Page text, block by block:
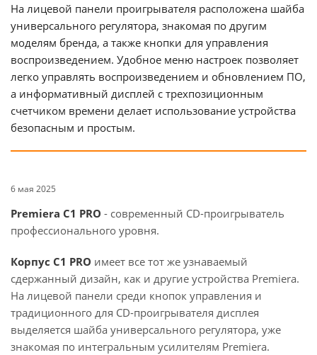
На лицевой панели проигрывателя расположена шайба
универсального регулятора, знакомая по другим
моделям бренда, а также кнопки для управления
воспроизведением. Удобное меню настроек позволяет
легко управлять воспроизведением и обновлением ПО,
а информативный дисплей с трехпозиционным
счетчиком времени делает использование устройства
безопасным и простым.
6 мая 2025
Premiera C1 PRO - современный CD-проигрыватель
профессионального уровня.
Корпус C1 PRO имеет все тот же узнаваемый
сдержанный дизайн, как и другие устройства Premiera.
На лицевой панели среди кнопок управления и
традиционного для CD-проигрывателя дисплея
выделяется шайба универсального регулятора, уже
знакомая по интегральным усилителям Premiera.